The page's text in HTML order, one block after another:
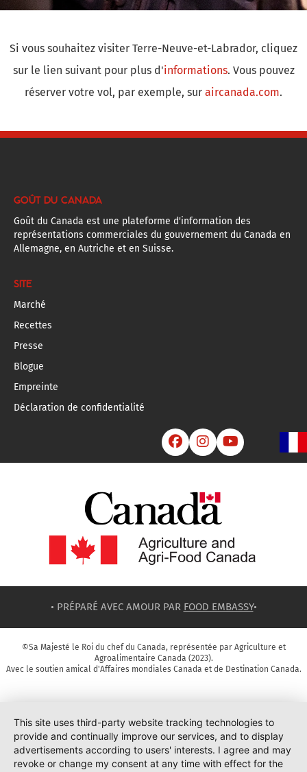
Si vous souhaitez visiter Terre-Neuve-et-Labrador, cliquez
sur le lien suivant pour plus d'informations. Vous pouvez
réserver votre vol, par exemple, sur aircanada.com.
GOÛT DU CANADA
Goût du Canada est une plateforme d'information des
représentations commerciales du gouvernement du Canada en
Allemagne, en Autriche et en Suisse.
SITE
Marché
Recettes
Presse
Blogue
Empreinte
Déclaration de confidentialité
  
• PRÉPARÉ AVEC AMOUR PAR FOOD EMBASSY•
©Sa Majesté le Roi du chef du Canada, représentée par Agriculture et
Agroalimentaire Canada (2023).
Avec le soutien amical d'Affaires mondiales Canada et de Destination Canada.
This site uses third-party website tracking technologies to
provide and continually improve our services, and to display
advertisements according to users' interests. I agree and may
revoke or change my consent at any time with effect for the